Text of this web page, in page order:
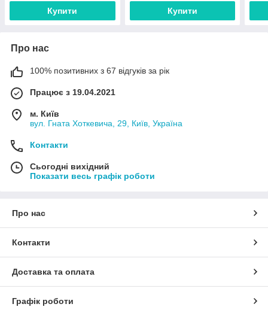
Купити Купити
Про нас
100% позитивних з 67 відгуків за рік
Працює з 19.04.2021
м. Київ
вул. Гната Хоткевича, 29, Київ, Україна
Контакти
Сьогодні вихідний
Показати весь графік роботи
Про нас
Контакти
Доставка та оплата
Графік роботи